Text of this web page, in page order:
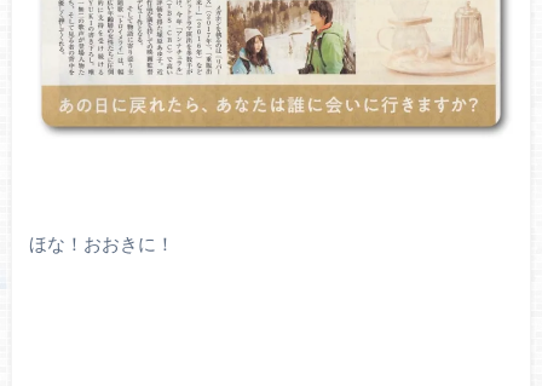
ほな！おおきに！